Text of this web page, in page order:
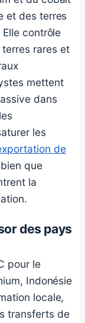
et des terres
contrôle
rares et
mettent
dans
les
de
que
la
des pays
pour le
Indonésie
locale,
transferts de